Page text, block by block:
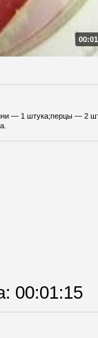
— 1 штука;перцы —
: 00:01:15